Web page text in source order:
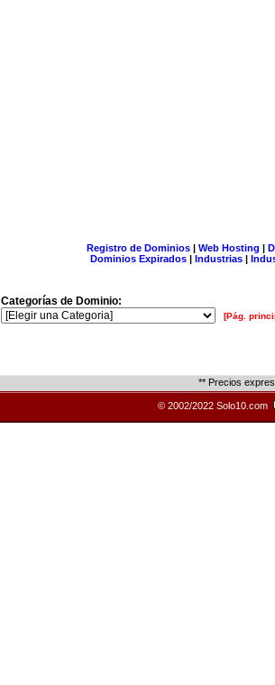
Registro de Dominios| Web Hosting |
Dominios Expirados | Industrias |
Categorías de Dominio:
[Pág.
** Precios
© 2002/2022 Solo10.com